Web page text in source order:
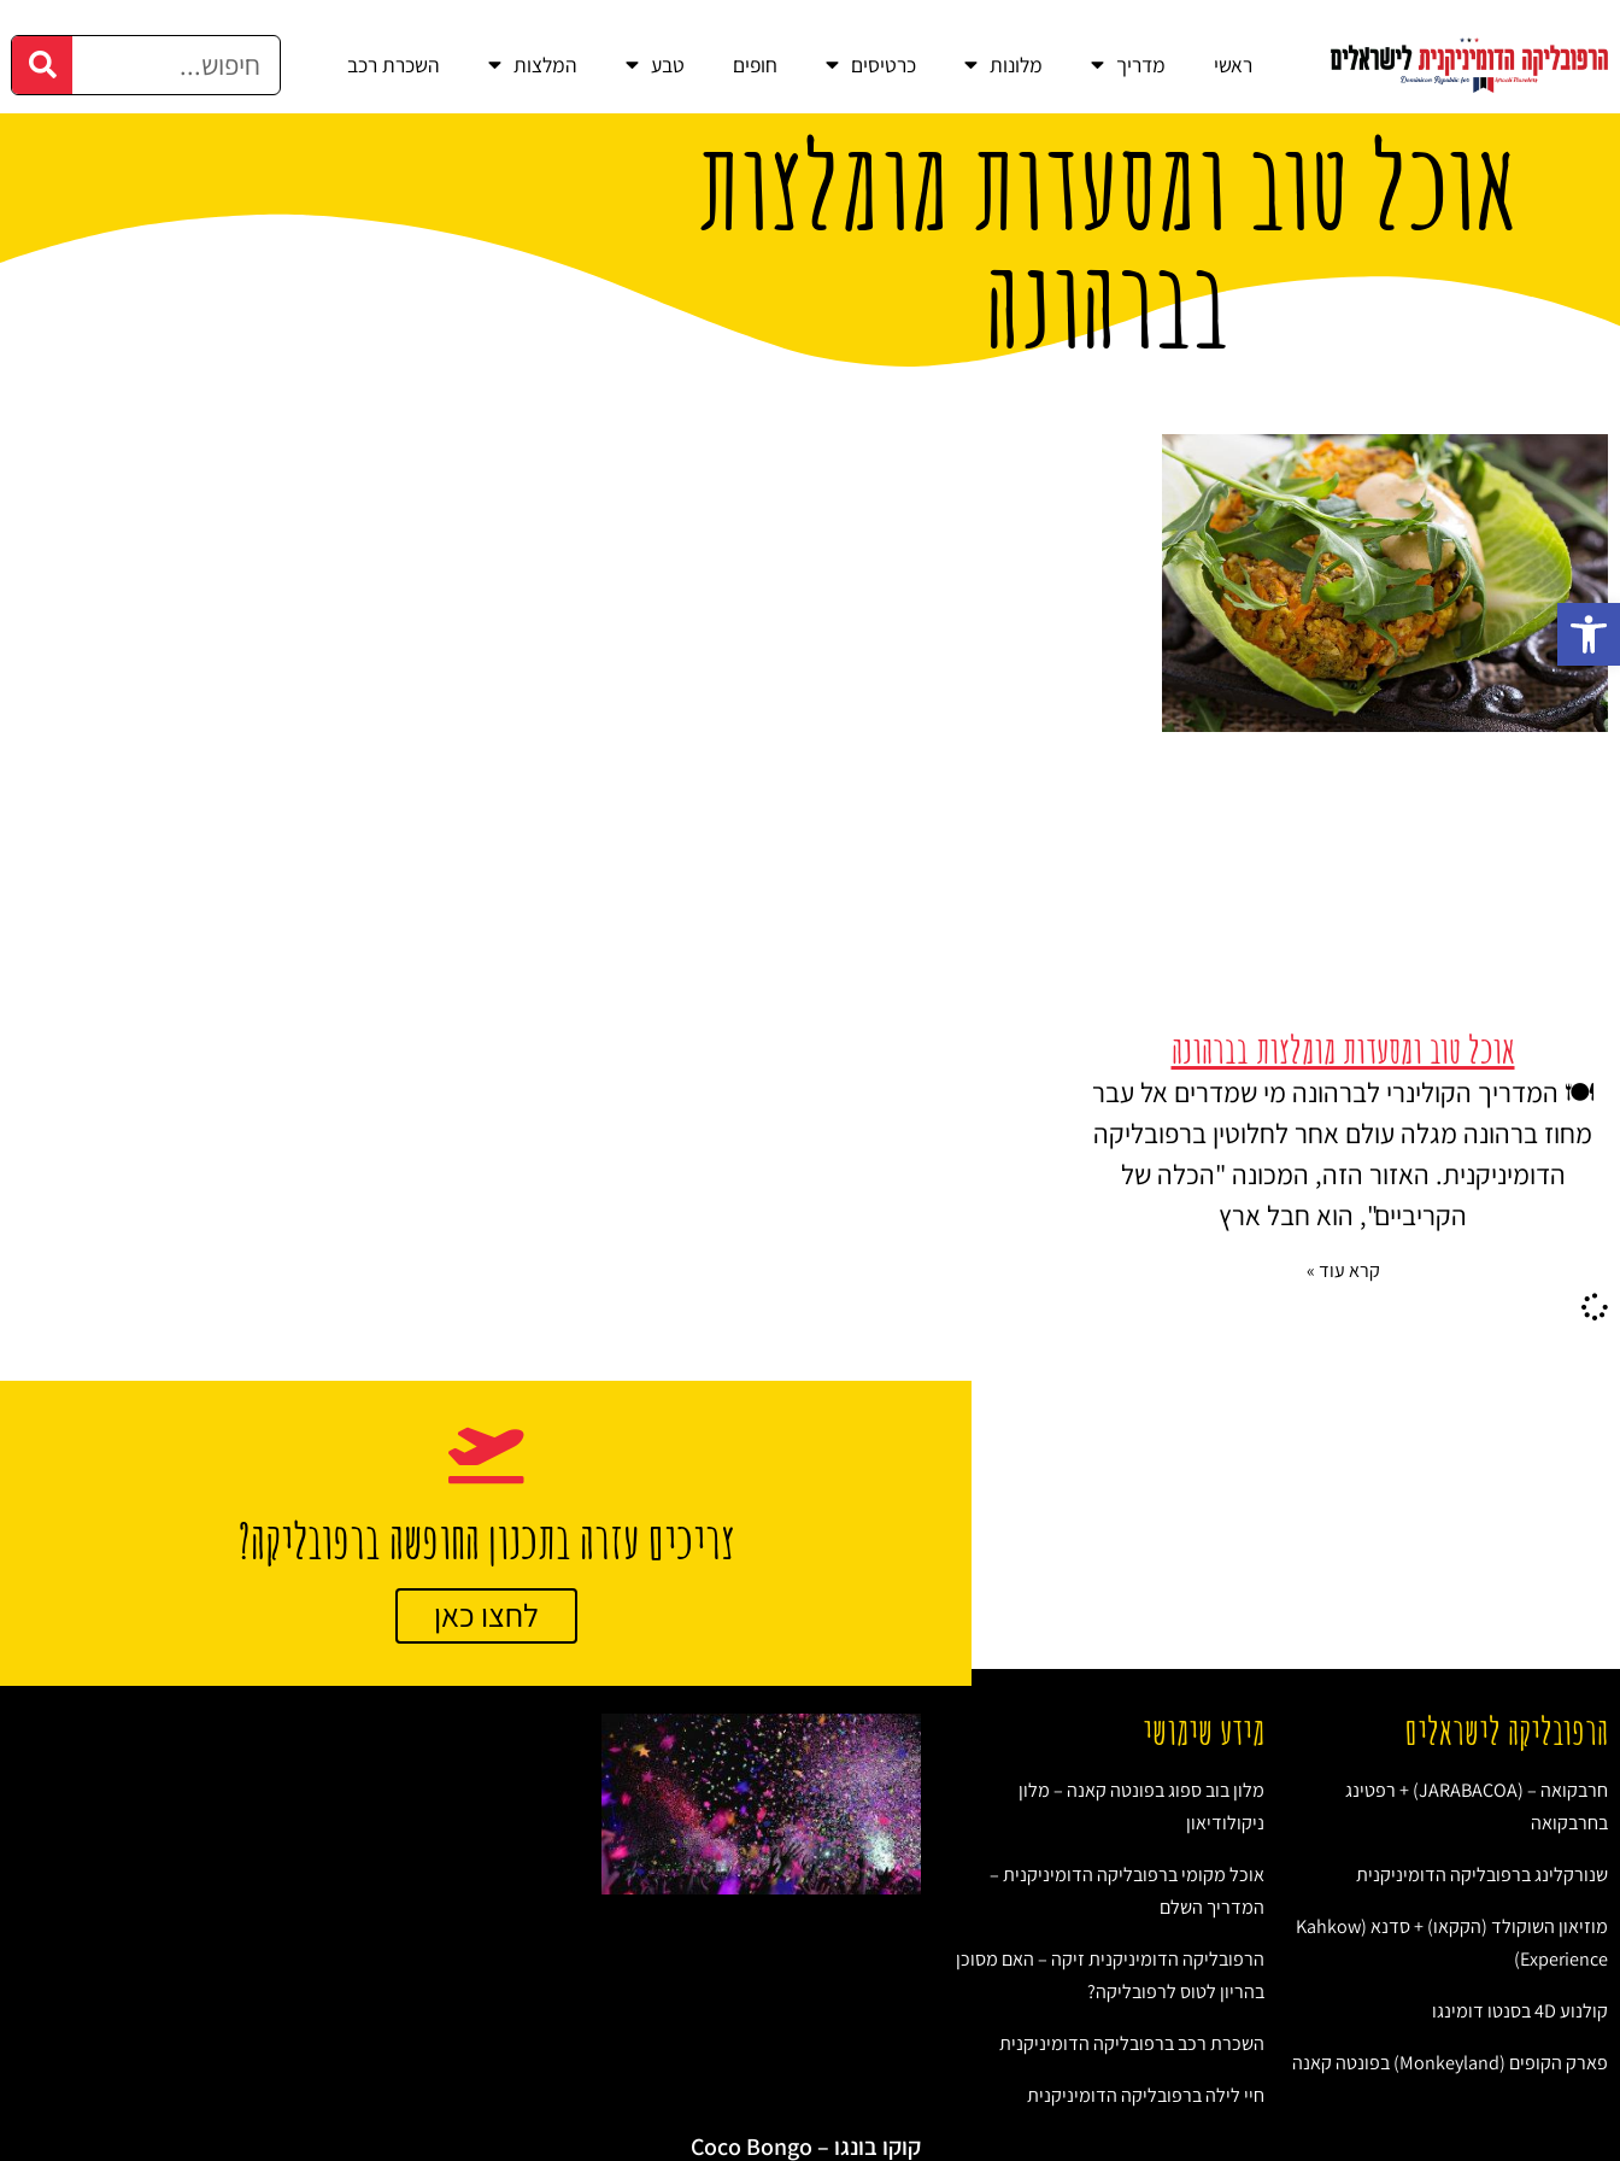
ראשי מדריך מלונות כרטיסים חופים טבע המלצות השכרת רכב
אוכל טוב ומסעדות מומלצות
בברהונה
אוכל טוב ומסעדות מומלצות בברהונה
🍽️ המדריך הקולינרי לברהונה מי שמדרים אל עבר
מחוז ברהונה מגלה עולם אחר לחלוטין ברפובליקה
הדומיניקנית. האזור הזה, המכונה "הכלה של
הקריביים", הוא חבל ארץ
קרא עוד »
צריכים עזרה בתכנון החופשה ברפובליקה?
לחצו כאן
הרפובליקה לישראלים
חרבקואה – (JARABACOA) + רפטינג
בחרבקואה
שנורקלינג ברפובליקה הדומיניקנית
מוזיאון השוקולד (הקקאו) + סדנא (Kahkow
Experience)
קולנוע 4D בסנטו דומינגו
פארק הקופים (Monkeyland) בפונטה קאנה
מידע שימושי
מלון בוב ספוג בפונטה קאנה – מלון
ניקולודיאון
אוכל מקומי ברפובליקה הדומיניקנית –
המדריך השלם
הרפובליקה הדומיניקנית זיקה – האם מסוכן
בהריון לטוס לרפובליקה?
השכרת רכב ברפובליקה הדומיניקנית
חיי לילה ברפובליקה הדומיניקנית
קוקו בונגו – Coco Bongo
פתח סרגל נגישות